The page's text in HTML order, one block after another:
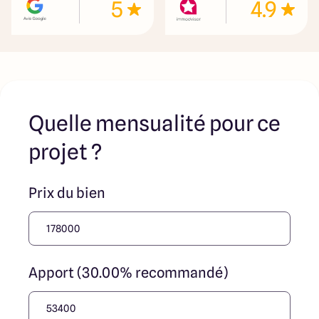
jouent un rôle d’intermédiation ou de négociation sur la
transaction et ne participent à la vente. Prix indiqués par
5 4.9
Quelle mensualité pour ce
projet ?
Prix du bien
Apport (30.00% recommandé)